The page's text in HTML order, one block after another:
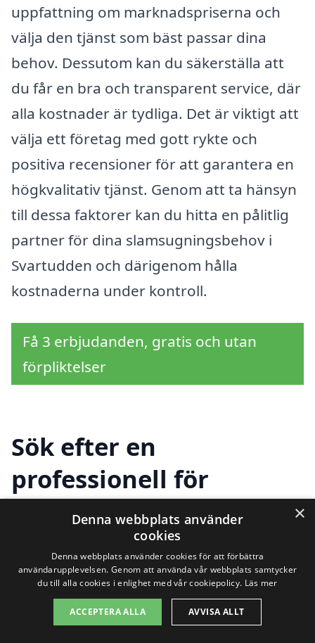
uppfattning om marknadspriserna och
välja den tjänst som bäst passar dina
behov. Dessutom kan du säkerställa att
du får en bra och transparent service, där
alla kostnader är tydliga. Det är viktigt att
välja ett företag med gott rykte och
positiva recensioner för att garantera en
högkvalitativ tjänst. Genom att ta hänsyn
till dessa faktorer kan du hitta en pålitlig
partner för dina slamsugningsbehov i
Svartudden och därigenom hålla
kostnaderna under kontroll.
Få 3 erbjudanden, gratis och utan
förpliktelser
Sök efter en
professionell för
slamsugning i andra
städer nära Svartudden
Att hitta rätt hjälp för slamsugning i
Svartudden behöver inte vara en
×
Denna webbplats använder
cookies
Denna webbplats använder cookies för att förbättra
användarupplevelsen. Genom att använda vår webbplats samtycker
du till alla cookies i enlighet med vår cookiepolicy. Läs mer
ACCEPTERA ALLA AVVISA ALLT